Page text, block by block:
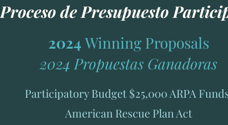
Proceso de Presupuesto
2024 Winning Proposals
2024 Propuestas Ganadoras
Participatory Budget $25,000 ARPA
American Rescue Plan Act